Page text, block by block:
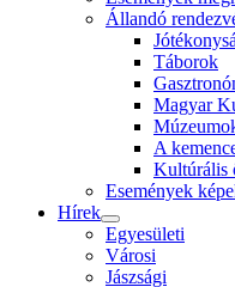
Állandó
Táborok
Magyar
A
Kultúrális
Események
Hírek
Egyesületi
Városi
Jászsági